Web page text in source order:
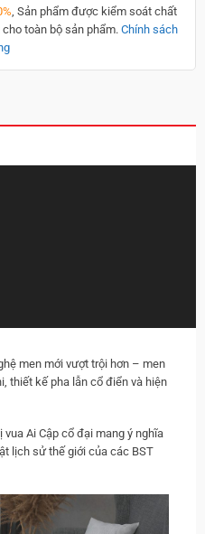
, Sản phẩm được kiểm soát chất
toàn bộ sản phẩm. Chính sách
men mới vượt trội hơn – men
thiết kế pha lẫn cổ điển và hiện
Ai Cập cổ đại mang ý nghĩa
lịch sử thế giới của các BST